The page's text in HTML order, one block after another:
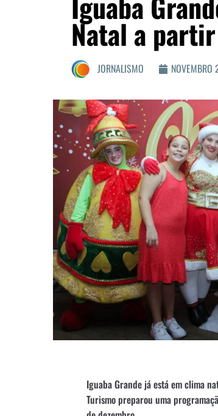
Natal a
JORNALISMO
Iguaba Grande já está em clima
Turismo preparou uma